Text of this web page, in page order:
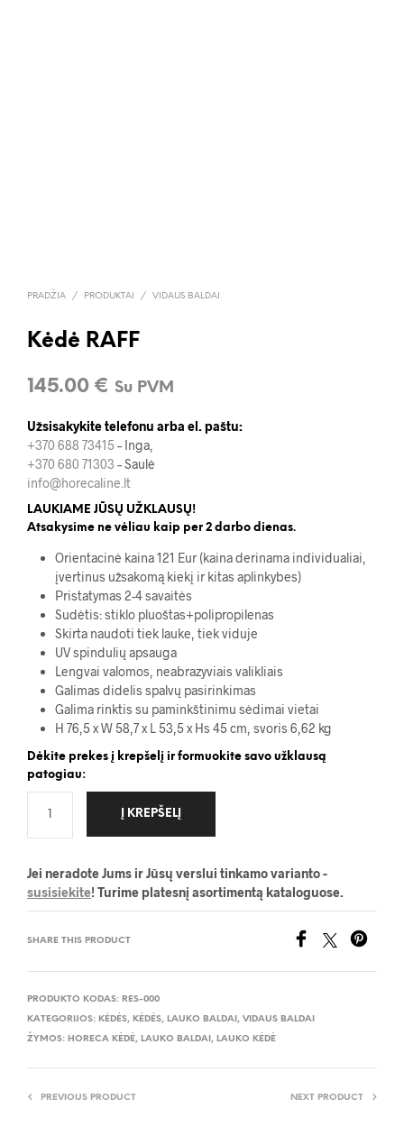
PRADŽIA / PRODUKTAI / VIDAUS BALDAI
Kėdė RAFF
145.00 € Su PVM
Užsisakykite telefonu arba el. paštu:
+370 688 73415 – Inga,
+370 680 71303 – Saulė
info@horecaline.lt
LAUKIAME JŪSŲ UŽKLAUSŲ!
Atsakysime ne vėliau kaip per 2 darbo dienas.
Orientacinė kaina 121 Eur (kaina derinama individualiai,
įvertinus užsakomą kiekį ir kitas aplinkybes)
Pristatymas 2-4 savaitės
Sudėtis: stiklo pluoštas+polipropilenas
Skirta naudoti tiek lauke, tiek viduje
UV spindulių apsauga
Lengvai valomos, neabrazyviais valikliais
Galimas didelis spalvų pasirinkimas
Galima rinktis su paminkštinimu sėdimai vietai
H 76,5 x W 58,7 x L 53,5 x Hs 45 cm, svoris 6,62 kg
Dėkite prekes į krepšelį ir formuokite savo užklausą
patogiau:
Į KREPŠELĮ
Jei neradote Jums ir Jūsų verslui tinkamo varianto -
susisiekite! Turime platesnį asortimentą kataloguose.
SHARE THIS PRODUCT
PRODUKTO KODAS: RES-000
KATEGORIJOS: KĖDĖS, KĖDĖS, LAUKO BALDAI, VIDAUS BALDAI
ŽYMOS: HORECA KĖDĖ, LAUKO BALDAI, LAUKO KĖDĖ
PREVIOUS PRODUCT NEXT PRODUCT